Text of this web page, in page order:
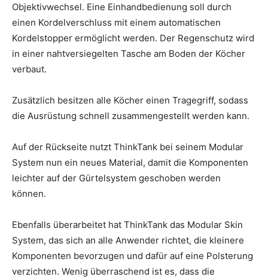
Objektivwechsel. Eine Einhandbedienung soll durch
einen Kordelverschluss mit einem automatischen
Kordelstopper ermöglicht werden. Der Regenschutz wird
in einer nahtversiegelten Tasche am Boden der Köcher
verbaut.
Zusätzlich besitzen alle Köcher einen Tragegriff, sodass
die Ausrüstung schnell zusammengestellt werden kann.
Auf der Rückseite nutzt ThinkTank bei seinem Modular
System nun ein neues Material, damit die Komponenten
leichter auf der Gürtelsystem geschoben werden
können.
Ebenfalls überarbeitet hat ThinkTank das Modular Skin
System, das sich an alle Anwender richtet, die kleinere
Komponenten bevorzugen und dafür auf eine Polsterung
verzichten. Wenig überraschend ist es, dass die